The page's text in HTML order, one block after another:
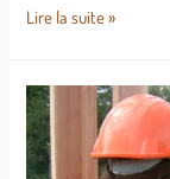
Lire la suite »